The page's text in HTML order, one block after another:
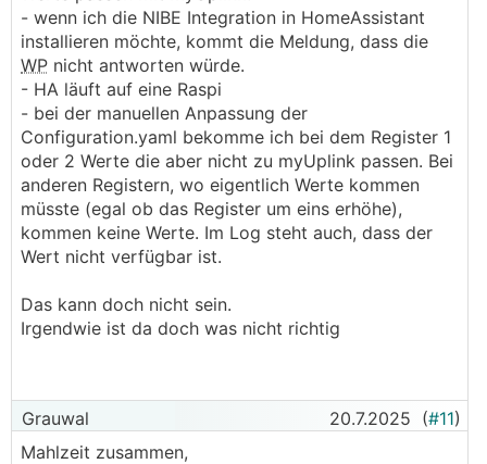
- wenn ich die NIBE Integration in HomeAssistant
installieren möchte, kommt die Meldung, dass die
WP nicht antworten würde.
- HA läuft auf eine Raspi
- bei der manuellen Anpassung der
Configuration.yaml bekomme ich bei dem Register 1
oder 2 Werte die aber nicht zu myUplink passen. Bei
anderen Registern, wo eigentlich Werte kommen
müsste (egal ob das Register um eins erhöhe),
kommen keine Werte. Im Log steht auch, dass der
Wert nicht verfügbar ist.
Das kann doch nicht sein.
Irgendwie ist da doch was nicht richtig
Grauwal 20.7.2025 (#11)
Mahlzeit zusammen,